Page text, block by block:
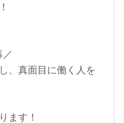
／
、真面目に働く人を
ます！